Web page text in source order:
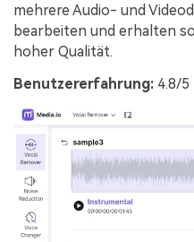
mehrere Audio- und
bearbeiten und erhalten
hoher Qualität.
Benutzererfahrung: 4.8/5